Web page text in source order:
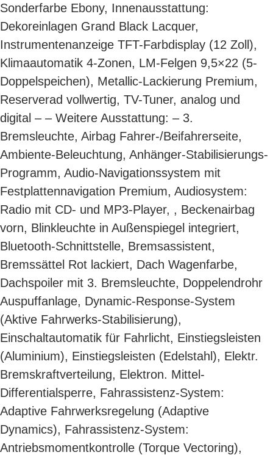
Sonderfarbe Ebony, Innenausstattung:
Dekoreinlagen Grand Black Lacquer,
Instrumentenanzeige TFT-Farbdisplay (12 Zoll),
Klimaautomatik 4-Zonen, LM-Felgen 9,5×22 (5-
Doppelspeichen), Metallic-Lackierung Premium,
Reserverad vollwertig, TV-Tuner, analog und
digital – – Weitere Ausstattung: – 3.
Bremsleuchte, Airbag Fahrer-/Beifahrerseite,
Ambiente-Beleuchtung, Anhänger-Stabilisierungs-
Programm, Audio-Navigationssystem mit
Festplattennavigation Premium, Audiosystem:
Radio mit CD- und MP3-Player, , Beckenairbag
vorn, Blinkleuchte in Außenspiegel integriert,
Bluetooth-Schnittstelle, Bremsassistent,
Bremssättel Rot lackiert, Dach Wagenfarbe,
Dachspoiler mit 3. Bremsleuchte, Doppelendrohr
Auspuffanlage, Dynamic-Response-System
(Aktive Fahrwerks-Stabilisierung),
Einschaltautomatik für Fahrlicht, Einstiegsleisten
(Aluminium), Einstiegsleisten (Edelstahl), Elektr.
Bremskraftverteilung, Elektron. Mittel-
Differentialsperre, Fahrassistenz-System:
Adaptive Fahrwerksregelung (Adaptive
Dynamics), Fahrassistenz-System:
Antriebsmomentkontrolle (Torque Vectoring),